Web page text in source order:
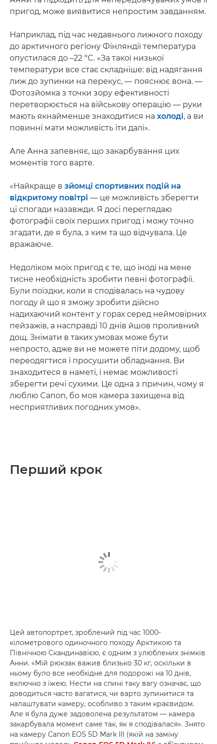
пригод, може виявитися непростим завданням.
Наприклад, під час недавнього лижного походу
до арктичного регіону Фінляндії температура
опустилася до –22 ºC. «За такої низької
температури все стає складніше: від надягання
лиж до зупинки на перекус, — пояснює вона. —
Фотозйомка з точки зору ефективності
перетворюється на військову операцію — руки
мають якнайменше знаходитися на холоді, а ви
повинні мати можливість іти далі».
Але Анна запевняє, що закарбування цих
моментів того варте.
«Найкраще в зйомці спортивних подій на
відкритому повітрі — це можливість зберегти
ці спогади назавжди. Я досі переглядаю
фотографії своїх перших пригод і можу точно
згадати, де я була, з ким та що відчувала. Це
вражаюче.
Недоліком моїх пригод є те, що іноді на мене
тисне необхідність зробити певні фотографії.
Були поїздки, коли я сподівалась на чудову
погоду й що я зможу зробити дійсно
надихаючий контент у горах серед неймовірних
пейзажів, а насправді 10 днів йшов проливний
дощ. Знімати в таких умовах може бути
непросто, адже ви не можете піти додому, щоб
переодягтися і просушити обладнання. Ви
знаходитеся в наметі, і немає можливості
зберегти речі сухими. Це одна з причин, чому я
люблю Canon, бо моя камера захищена від
несприятливих погодних умов».
Перший крок
Цей автопортрет, зроблений під час 1000-
кілометрового одиночного походу Арктикою та
Північною Скандинавією, є одним з улюблених знімків
Анни. «Мій рюкзак важив близько 30 кг, оскільки в
ньому було все необхідне для подорожі на 10 днів,
включно з їжею. Нести на спині таку вагу означає, що
доводиться часто вагатися, чи варто зупинитися та
налаштувати камеру, особливо з таким краєвидом.
Але я була дуже задоволена результатом — камера
закарбувала момент саме так, як я сподівалася». Знято
на камеру Canon EOS 5D Mark III (якій на заміну